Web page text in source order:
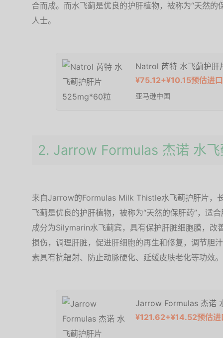
合而成。而水飞蓟是优良的护肝植物，被称为“天然
人士。
Natrol 芮特 水飞蓟护
¥75.12+¥10.15预估进
亚马逊中国
2. Jarrow Formulas 杰诺 水
来自Jarrow的Formulas Milk Thistle水飞蓟护肝片，
飞蓟是优良的护肝植物，被称为“天然的保肝药”，适
成分为Silymarin水飞蓟宾，具有保护肝脏细胞膜，改
损伤，调理肝脏，促进肝细胞的再生和修复，调节胆
素具有抗辐射、防止动脉硬化、延缓皮肤老化等功效。
Jarrow Formulas 杰诺
¥121.62+¥14.52预估进